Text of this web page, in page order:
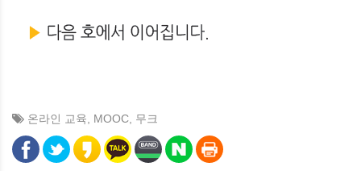
온라인 교육 MOOC 무크